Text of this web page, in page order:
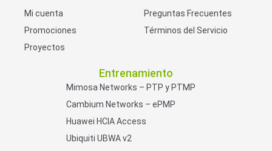
Mi cuenta
Promociones
Proyectos
Preguntas Frecuentes
Términos del Servicio
Entrenamiento
Mimosa Networks – PTP y PTMP
Cambium Networks – ePMP
Huawei HCIA Access
Ubiquiti UBWA v2